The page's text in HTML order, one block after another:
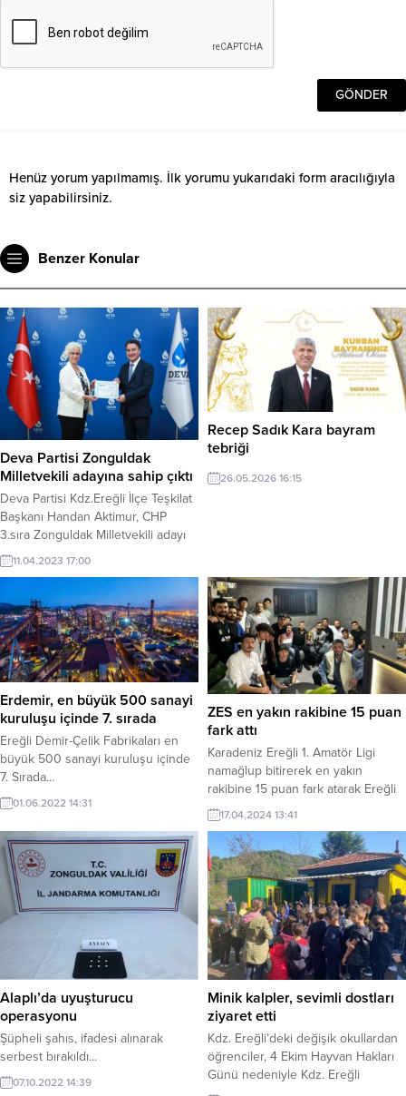
Henüz yorum yapılmamış. İlk yorumu yukarıdaki form aracılığıyla
siz yapabilirsiniz.
Benzer Konular
Deva Partisi Zonguldak
Milletvekili adayına sahip çıktı
Deva Partisi Kdz.Ereğli İlçe Teşkilat
Başkanı Handan Aktimur, CHP
3.sıra Zonguldak Milletvekili adayı
Deva Partisi G.Başkan Yardımcısı
Doğa Sanlıoğlu’na sahip çıktı
11.04.2023 17:00
Recep Sadık Kara bayram
tebriği
26.05.2026 16:15
Erdemir, en büyük 500 sanayi
kuruluşu içinde 7. sırada
Ereğli Demir-Çelik Fabrikaları en
büyük 500 sanayi kuruluşu içinde
7. Sırada…
01.06.2022 14:31
ZES en yakın rakibine 15 puan
fark attı
Karadeniz Ereğli 1. Amatör Ligi
namağlup bitirerek en yakın
rakibine 15 puan fark atarak Ereğli
tarihine geçen Zonguldak Ereğli
Spor (ZES) Yönetim Kurulu ve
futbolcuları hocalarına veda
buluşması gerçekleştirdi.
17.04.2024 13:41
Alaplı’da uyuşturucu
operasyonu
Şüpheli şahıs, ifadesi alınarak
serbest bırakıldı...
07.10.2022 14:39
Minik kalpler, sevimli dostları
ziyaret etti
Kdz. Ereğli’deki değişik okullardan
öğrenciler, 4 Ekim Hayvan Hakları
Günü nedeniyle Kdz. Ereğli
Belediyesi Veteriner İşleri